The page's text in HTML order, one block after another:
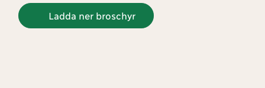
Ladda ner broschyr